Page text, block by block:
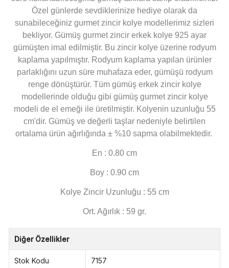
Özel günlerde sevdiklerinize hediye olarak da
sunabileceğiniz gurmet zincir kolye modellerimiz sizleri
bekliyor. Gümüş gurmet zincir erkek kolye 925 ayar
gümüşten imal edilmiştir. Bu zincir kolye üzerine rodyum
kaplama yapılmıştır. Rodyum kaplama yapılan ürünler
parlaklığını uzun süre muhafaza eder, gümüşü rodyum
renge dönüştürür. Tüm gümüş erkek zincir kolye
modellerinde olduğu gibi gümüş gurmet zincir kolye
modeli de el emeği ile üretilmiştir. Kolyenin uzunluğu 55
cm'dir. Gümüş ve değerli taşlar nedeniyle belirtilen
ortalama ürün ağırlığında ± %10 sapma olabilmektedir.
En : 0.80 cm
Boy : 0.90 cm
Kolye Zincir Uzunluğu : 55 cm
Ort. Ağırlık : 59 gr.
Diğer Özellikler
Stok Kodu 7157